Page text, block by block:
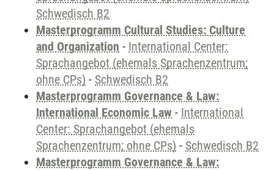
Schwedisch B2
Masterprogramm Cultural Studies: Culture
and Organization - International Center:
Sprachangebot (ehemals Sprachenzentrum;
ohne CPs) - Schwedisch B2
Masterprogramm Governance & Law:
International Economic Law - International
Center: Sprachangebot (ehemals
Sprachenzentrum; ohne CPs) - Schwedisch B2
Masterprogramm Governance & Law: